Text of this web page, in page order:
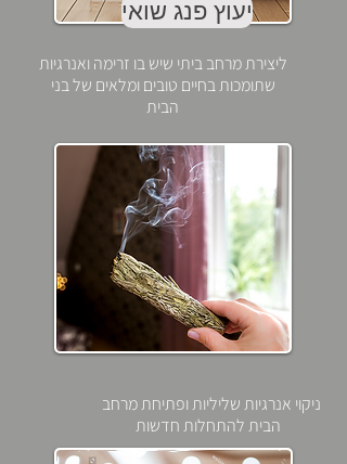
יעוץ פנג שואי
ליצירת מרחב ביתי שיש בו זרימה ואנרגיות
שתומכות בחיים טובים ומלאים של בני
הבית
ניקוי אנרגיות שליליות ופתיחת מרחב